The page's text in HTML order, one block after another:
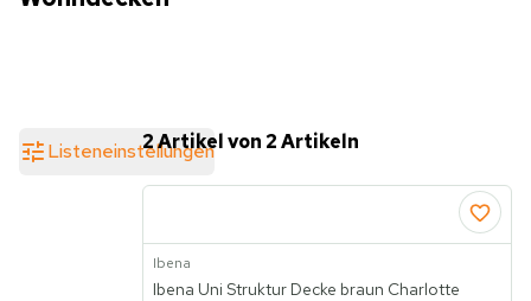
Listeneinstellungen2 Artikel von 2 Artikeln
Ibena
Ibena Uni Struktur Decke braun Charlotte